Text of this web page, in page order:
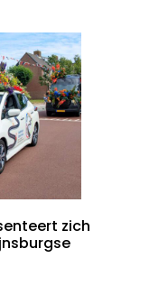
zich